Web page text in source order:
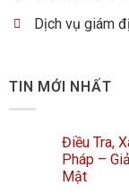
Dịch vụ giám
TIN MỚI NHẤT
Điều Tra,
Pháp –
Mật